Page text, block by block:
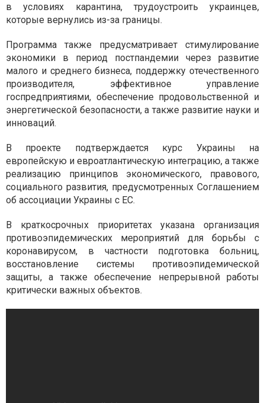
в условиях карантина, трудоустроить украинцев,
которые вернулись из-за границы.
Программа также предусматривает стимулирование
экономики в период постпандемии через развитие
малого и среднего бизнеса, поддержку отечественного
производителя, эффективное управление
госпредприятиями, обеспечение продовольственной и
энергетической безопасности, а также развитие науки и
инноваций.
В проекте подтверждается курс Украины на
европейскую и евроатлантическую интеграцию, а также
реализацию принципов экономического, правового,
социального развития, предусмотренных Соглашением
об ассоциации Украины с ЕС.
В краткосрочных приоритетах указана организация
противоэпидемических мероприятий для борьбы с
коронавирусом, в частности подготовка больниц,
восстановление системы противоэпидемической
защиты, а также обеспечение непрерывной работы
критически важных объектов.